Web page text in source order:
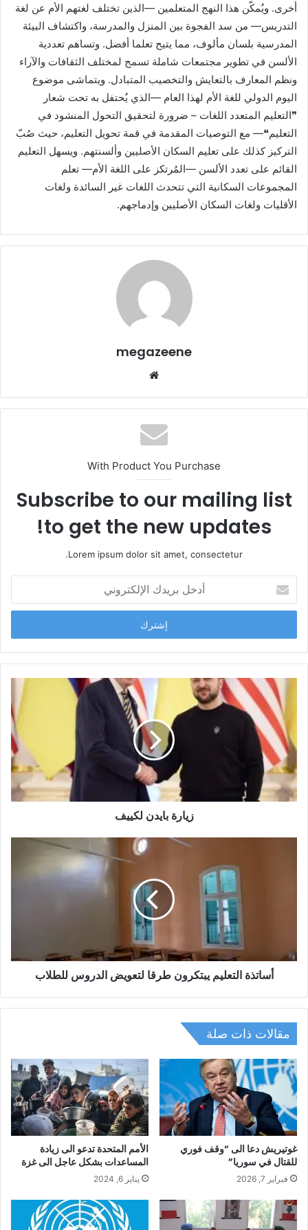
أخرى. ويُمكّن هذا النهج المتعلمين —الذين تختلف لغتهم الأم عن لغة
التدريس— من سد الفجوة بين المنزل والمدرسة، واكتشاف البيئة
المدرسية بلسان مألوف، مما يتيح تعلما أفضل. وتساهم تعددية
الألسن في تطوير مجتمعات شاملة تسمح لمختلف الثقافات والآراء
ونظم المعارف بالتعايش والتخصيب المتبادل. ويتماشى موضوع
اليوم الدولي للغة الأم لهذا العام —الذي يُحتفل به تحت شعار
❞التعليم المتعدد اللغات – ضرورة لتحقيق التحول المنشود في
التعليم❝— مع التوصيات المقدمة في قمة تحويل التعليم، حيث صُبّ
التركيز كذلك على تعليم السكان الأصليين وألسنتهم. ويسهل التعليم
القائم على تعدد الألسن —المُرتكز على اللغة الأم— تعلم
المجموعات السكانية التي تتحدث اللغات غير السائدة ولغات
الأقليات ولغات السكان الأصليين وإدماجهم.
megazeene
With Product You Purchase
Subscribe to our mailing list
to get the new updates!
Lorem ipsum dolor sit amet, consectetur.
بريدك
الإلكتروني
زيارة بايدن لكييف
أساتذة التعليم يبتكرون طرقا لتعويض الدروس للطلاب
مقالات ذات صلة
غوتيريش دعا الى “وقف فوري
للقتال في سوريا”
فبراير 7, 2026
الأمم المتحدة تدعو الى زيادة
المساعدات بشكل عاجل الى غزة
يناير 6, 2024